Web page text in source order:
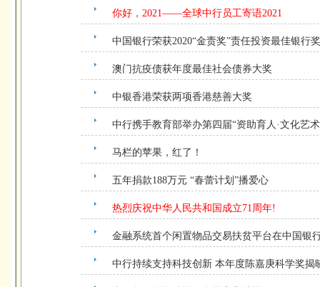
你好，2021——全球中行员工寄语2021
中国银行荣获2020“金责奖”责任投资最佳银行奖
澳门抗疫债获年度最佳社会债券大奖
中银香港荣获两项香港慈善大奖
中行携手教育部举办第四届“资助育人·文化艺
马栏的苹果，红了！
五年捐款188万元 “春蕾计划”播爱心
热烈庆祝中华人民共和国成立71周年!
金融系统首个闲置物品交易扶贫平台在中国银
中行持续支持科技创新 本年度陈嘉庚科学奖揭